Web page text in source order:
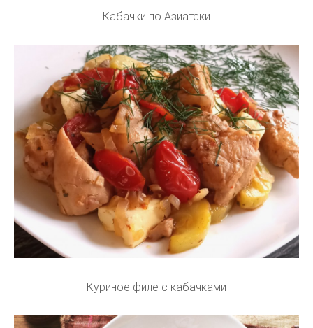
Кабачки по Азиатски
Куриное филе с кабачками